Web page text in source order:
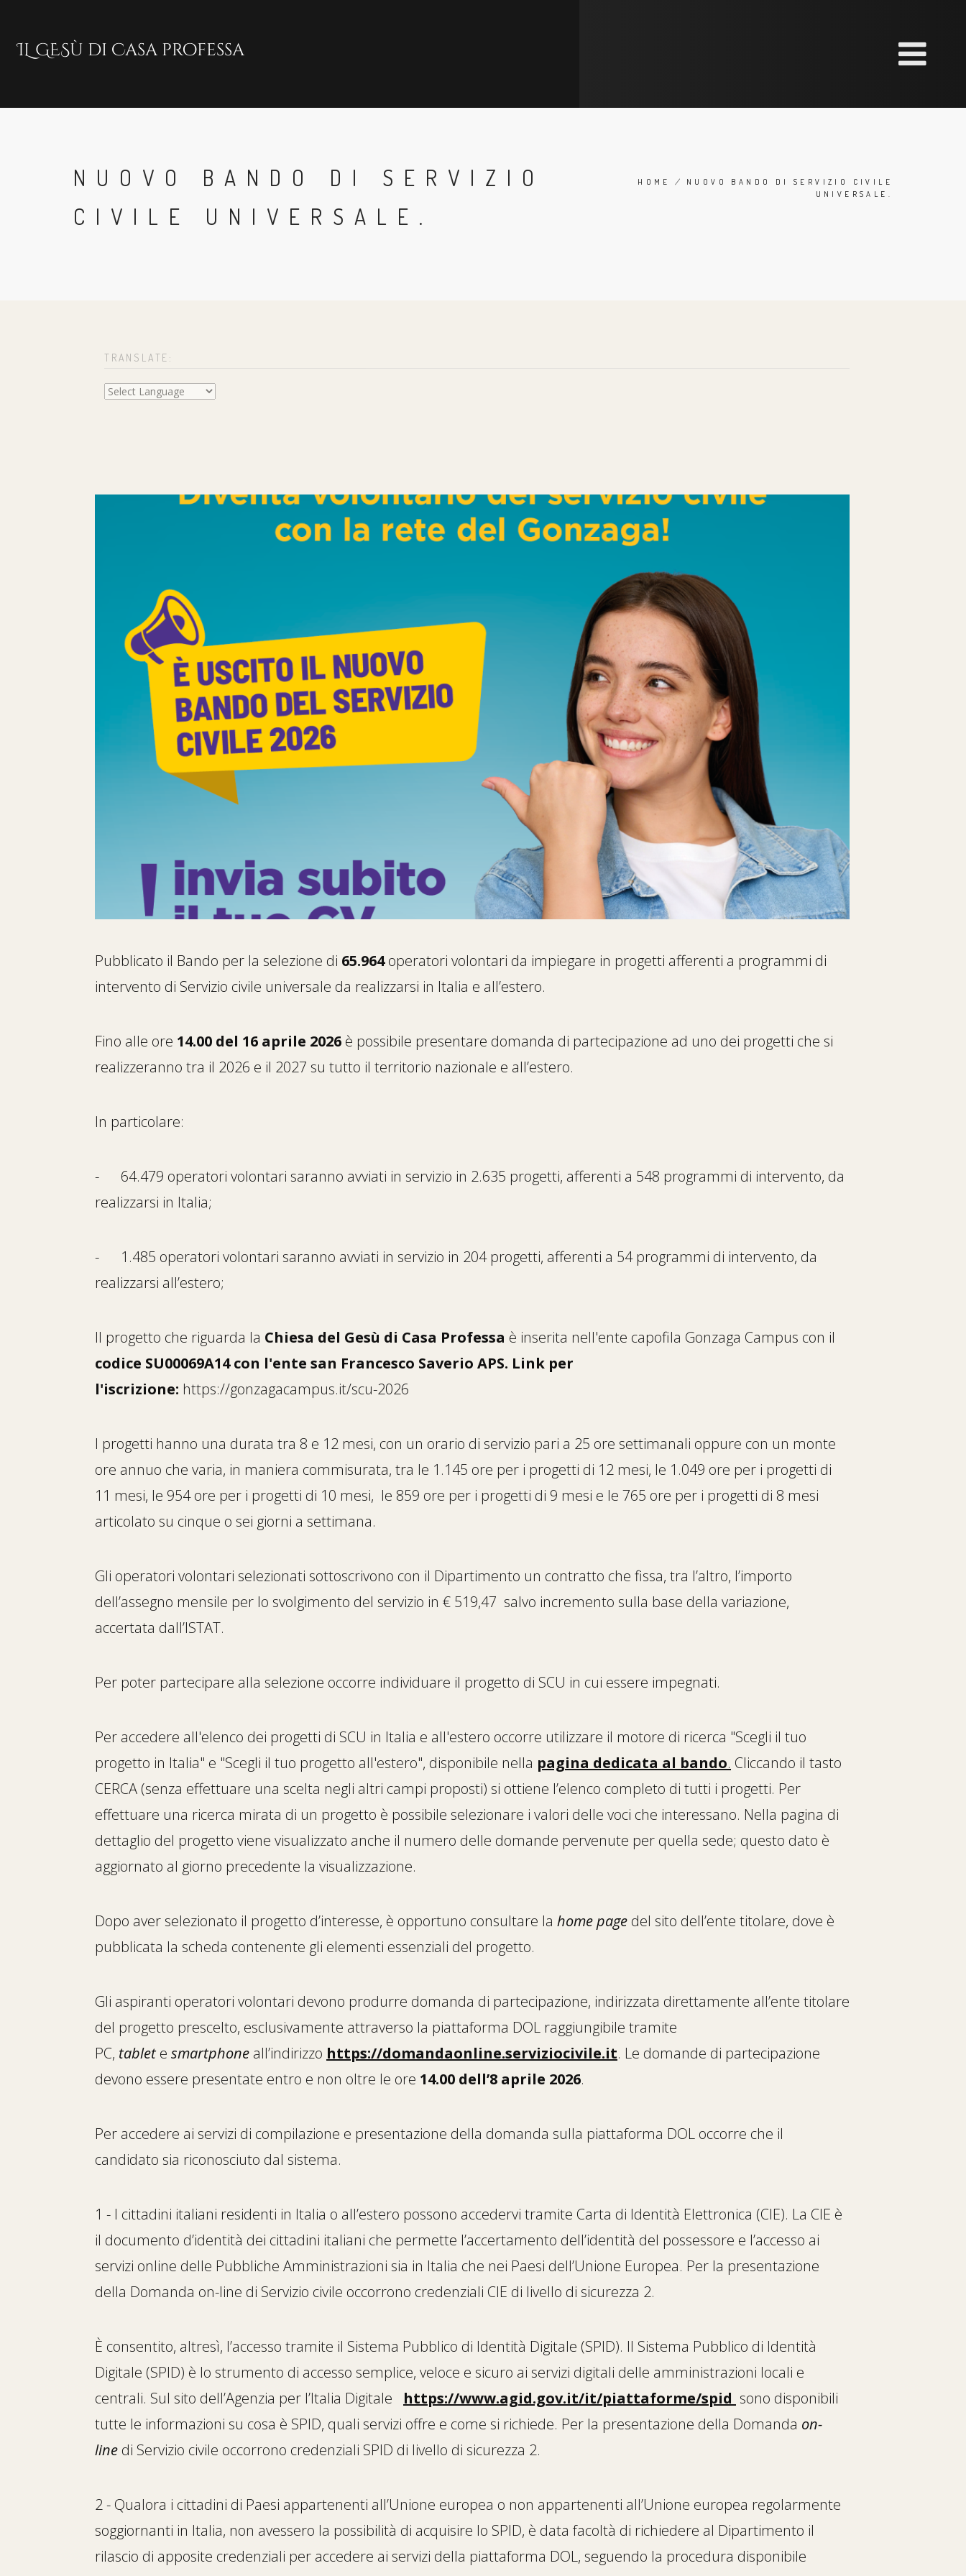
main
content
NUOVO BANDO DI SERVIZIO
CIVILE UNIVERSALE.
HOME / NUOVO BANDO DI SERVIZIO CIVILE
UNIVERSALE.
TRANSLATE:
Pubblicato il Bando per la selezione di 65.964operatori volontari da impiegare in progetti afferenti a programmi di
intervento di Servizio civile universale da realizzarsi in Italia e all’estero.
Fino alle ore 14.00 del 16 aprile 2026 è possibile presentare domanda di partecipazione ad uno dei progetti che si
realizzeranno tra il 2026 e il 2027 su tutto il territorio nazionale e all’estero.
In particolare:
- 64.479 operatori volontari saranno avviati in servizio in 2.635 progetti, afferenti a 548 programmi di intervento, da
realizzarsi in Italia;
- 1.485 operatori volontari saranno avviati in servizio in 204 progetti, afferenti a 54 programmi di intervento, da
realizzarsi all’estero;
Il progetto che riguarda la Chiesa del Gesù di Casa Professa è inserita nell'ente capofila Gonzaga Campus con il
codice SU00069A14 con l'ente san Francesco Saverio APS. Link per
l'iscrizione: https://gonzagacampus.it/scu-2026
I progetti hanno una durata tra 8 e 12 mesi, con un orario di servizio pari a 25 ore settimanali oppure con un monte
ore annuo che varia, in maniera commisurata, tra le 1.145 ore per i progetti di 12 mesi, le 1.049 ore per i progetti di
11 mesi, le 954 ore per i progetti di 10 mesi, le 859 ore per i progetti di 9 mesi e le 765 ore per i progetti di 8 mesi
articolato su cinque o sei giorni a settimana.
Gli operatori volontari selezionati sottoscrivono con il Dipartimento un contratto che fissa, tra l’altro, l’importo
dell’assegno mensile per lo svolgimento del servizio in € 519,47 salvo incremento sulla base della variazione,
accertata dall’ISTAT.
Per poter partecipare alla selezione occorre individuare il progetto di SCU in cui essere impegnati.
Per accedere all'elenco dei progetti di SCU in Italia e all'estero occorre utilizzare il motore di ricerca "Scegli il tuo
progetto in Italia" e "Scegli il tuo progetto all'estero", disponibile nella pagina dedicata al bando. Cliccando il tasto
CERCA (senza effettuare una scelta negli altri campi proposti) si ottiene l’elenco completo di tutti i progetti. Per
effettuare una ricerca mirata di un progetto è possibile selezionare i valori delle voci che interessano. Nella pagina di
dettaglio del progetto viene visualizzato anche il numero delle domande pervenute per quella sede; questo dato è
aggiornato al giorno precedente la visualizzazione.
Dopo aver selezionato il progetto d’interesse, è opportuno consultare la home page del sito dell’ente titolare, dove è
pubblicata la scheda contenente gli elementi essenziali del progetto.
Gli aspiranti operatori volontari devono produrre domanda di partecipazione, indirizzata direttamente all’ente titolare
del progetto prescelto, esclusivamente attraverso la piattaforma DOL raggiungibile tramite
PC, tablete smartphone all’indirizzo https://domandaonline.serviziocivile.it. Le domande di partecipazione
devono essere presentate entro e non oltre le ore 14.00 dell’8 aprile 2026.
Per accedere ai servizi di compilazione e presentazione della domanda sulla piattaforma DOL occorre che il
candidato sia riconosciuto dal sistema.
1 - I cittadini italiani residenti in Italia o all’estero possono accedervi tramite Carta di Identità Elettronica (CIE). La CIE è
il documento d’identità dei cittadini italiani che permette l’accertamento dell’identità del possessore e l’accesso ai
servizi online delle Pubbliche Amministrazioni sia in Italia che nei Paesi dell’Unione Europea. Per la presentazione
della Domanda on-line di Servizio civile occorrono credenziali CIE di livello di sicurezza 2.
È consentito, altresì, l’accesso tramite il Sistema Pubblico di Identità Digitale (SPID). Il Sistema Pubblico di Identità
Digitale (SPID) è lo strumento di accesso semplice, veloce e sicuro ai servizi digitali delle amministrazioni locali e
centrali. Sul sito dell’Agenzia per l’Italia Digitale https://www.agid.gov.it/it/piattaforme/spid sono disponibili
tutte le informazioni su cosa è SPID, quali servizi offre e come si richiede. Per la presentazione della Domanda on-
line di Servizio civile occorrono credenziali SPID di livello di sicurezza 2.
2 - Qualora i cittadini di Paesi appartenenti all’Unione europea o non appartenenti all’Unione europea regolarmente
soggiornanti in Italia, non avessero la possibilità di acquisire lo SPID, è data facoltà di richiedere al Dipartimento il
rilascio di apposite credenziali per accedere ai servizi della piattaforma DOL, seguendo la procedura disponibile